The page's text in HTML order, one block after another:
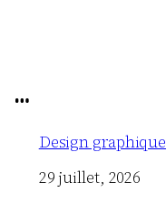
…
Design graphique
Date
29 juillet, 2026